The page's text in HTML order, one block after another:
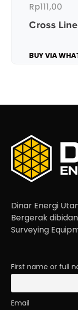
Cross
Rp111,00
BUY VIA
Dinar Energi
Bergerak
Surveying
First name or full
Email